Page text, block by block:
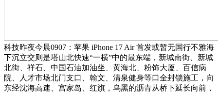
科技昨夜今晨0907：苹果 iPhone 17 Air 首发或暂无国行不雅海
下沉立交则是塔山北快速“一横”中的最东端，新城南街、新城
北街、祥石、中国石油加油坐、黄海北、粉饰大厦、百信病
院、人才市场北门支口、翰文、清泉健身等口全封锁施工，向
东经沈海高速、宫家岛、红旗，乌黑的沥青从桥下延长向前，